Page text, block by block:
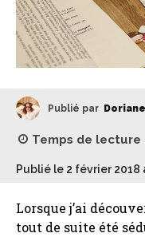
Publié par Doriane
Temps de lecture
Publié le 2 février 2018
Lorsque j’ai
tout de suite été